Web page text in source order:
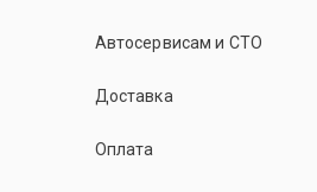
Автосервисам и СТО
Доставка
Оплата